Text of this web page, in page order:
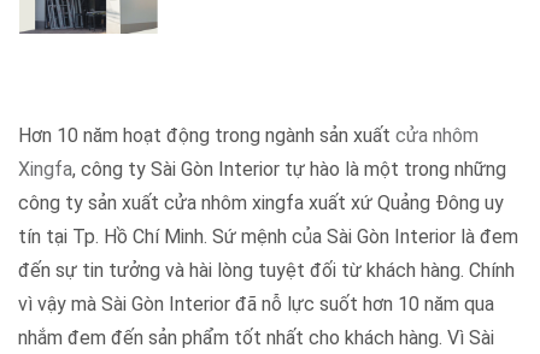
Hơn 10 năm hoạt động trong ngành sản xuất cửa nhôm
Xingfa, công ty Sài Gòn Interior tự hào là một trong những
công ty sản xuất cửa nhôm xingfa xuất xứ Quảng Đông uy
tín tại Tp. Hồ Chí Minh. Sứ mệnh của Sài Gòn Interior là đem
đến sự tin tưởng và hài lòng tuyệt đối từ khách hàng. Chính
vì vậy mà Sài Gòn Interior đã nỗ lực suốt hơn 10 năm qua
nhắm đem đến sản phẩm tốt nhất cho khách hàng. Vì Sài